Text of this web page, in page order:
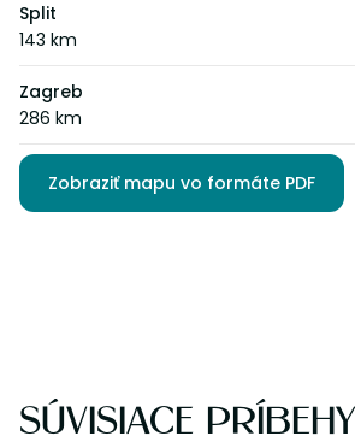
Split
143 km
Zagreb
286 km
Zobraziť mapu vo formáte PDF
SÚVISIACE PRÍBEHY